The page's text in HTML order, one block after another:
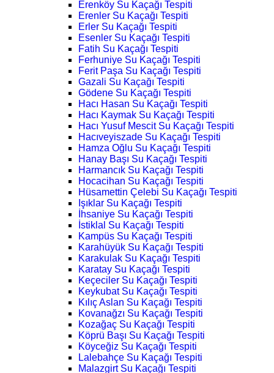
Erenköy Su Kaçağı Tespiti
Erenler Su Kaçağı Tespiti
Erler Su Kaçağı Tespiti
Esenler Su Kaçağı Tespiti
Fatih Su Kaçağı Tespiti
Ferhuniye Su Kaçağı Tespiti
Ferit Paşa Su Kaçağı Tespiti
Gazali Su Kaçağı Tespiti
Gödene Su Kaçağı Tespiti
Hacı Hasan Su Kaçağı Tespiti
Hacı Kaymak Su Kaçağı Tespiti
Hacı Yusuf Mescit Su Kaçağı Tespiti
Hacıveyiszade Su Kaçağı Tespiti
Hamza Oğlu Su Kaçağı Tespiti
Hanay Başı Su Kaçağı Tespiti
Harmancık Su Kaçağı Tespiti
Hocacihan Su Kaçağı Tespiti
Hüsamettin Çelebi Su Kaçağı Tespiti
Işıklar Su Kaçağı Tespiti
İhsaniye Su Kaçağı Tespiti
İstiklal Su Kaçağı Tespiti
Kampüs Su Kaçağı Tespiti
Karahüyük Su Kaçağı Tespiti
Karakulak Su Kaçağı Tespiti
Karatay Su Kaçağı Tespiti
Keçeciler Su Kaçağı Tespiti
Keykubat Su Kaçağı Tespiti
Kılıç Aslan Su Kaçağı Tespiti
Kovanağzı Su Kaçağı Tespiti
Kozağaç Su Kaçağı Tespiti
Köprü Başı Su Kaçağı Tespiti
Köyceğiz Su Kaçağı Tespiti
Lalebahçe Su Kaçağı Tespiti
Malazgirt Su Kaçağı Tespiti